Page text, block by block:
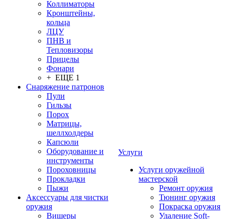
Коллиматоры
Кронштейны,
кольца
ЛЦУ
ПНВ и
Тепловизоры
Прицелы
Фонари
+ ЕЩЕ 1
Снаряжение патронов
Пули
Гильзы
Порох
Матрицы,
шеллхолдеры
Капсюли
Оборудование и
инструменты
Пороховницы
Прокладки
Пыжи
Аксессуары для чистки
оружия
Вишеры
Услуги
Услуги оружейной
мастерской
Ремонт оружия
Тюнинг оружия
Покраска оружия
Удаление Soft-